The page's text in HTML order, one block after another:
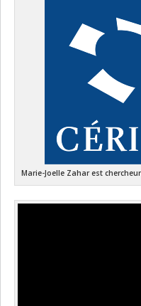
Marie-Joelle Zahar est